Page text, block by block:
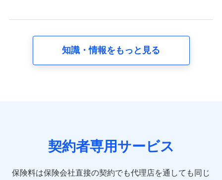
の内容、保険料、保険料のお支払方法、車のメーカーや
走行距離などの情報、建物の構造や築年数などの情報、
険契約に関する情報。例として、保険契約者及び被保険
者の氏名、住所、生年月日、性別、保険契約者と被保険
報、建物の構造や築年数などの情報、ペットの種類や年
知識・情報をもっと見る
契約者専用サービス
保険料は保険会社直接の契約でも代理店を通しても同じ